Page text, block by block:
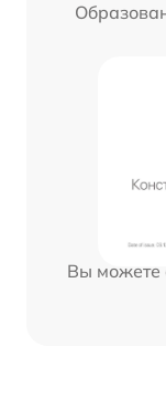
Вы можете